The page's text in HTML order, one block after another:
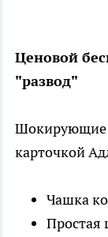
Ценовой
"развод"
Шокирующие
карточкой
Чашка
Простая